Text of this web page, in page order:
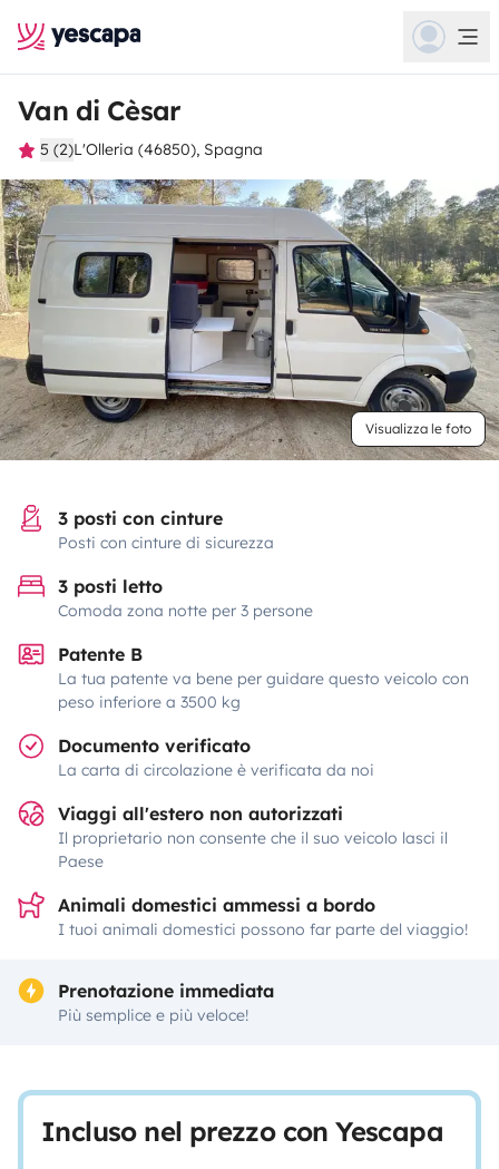
Van di Cèsar
5 (2)L'Olleria (46850), Spagna
Visualizza le foto
3 posti con cinture
Posti con cinture di sicurezza
3 posti letto
Comoda zona notte per 3 persone
Patente B
La tua patente va bene per guidare questo veicolo con
peso inferiore a 3500 kg
Documento verificato
La carta di circolazione è verificata da noi
Viaggi all'estero non autorizzati
Il proprietario non consente che il suo veicolo lasci il
Paese
Animali domestici ammessi a bordo
I tuoi animali domestici possono far parte del viaggio!
Prenotazione immediata
Più semplice e più veloce!
Incluso nel prezzo con Yescapa